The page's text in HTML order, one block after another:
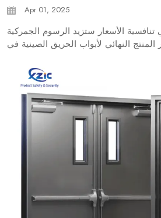
Apr 01, 2025
الأسعار ستزيد الرسوم الجمركية
سعر المنتج النهائي لأبواب الحريق الصينية في
والمكسيك (عادةً تكون الرسوم الجمركية